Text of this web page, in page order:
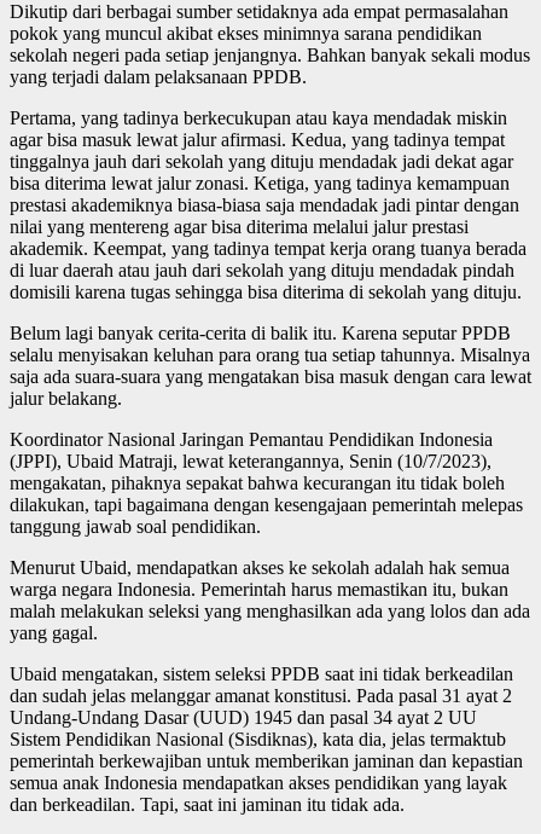
Dikutip dari berbagai sumber setidaknya ada empat permasalahan
pokok yang muncul akibat ekses minimnya sarana pendidikan
sekolah negeri pada setiap jenjangnya. Bahkan banyak sekali modus
yang terjadi dalam pelaksanaan PPDB.
Pertama, yang tadinya berkecukupan atau kaya mendadak miskin
agar bisa masuk lewat jalur afirmasi. Kedua, yang tadinya tempat
tinggalnya jauh dari sekolah yang dituju mendadak jadi dekat agar
bisa diterima lewat jalur zonasi. Ketiga, yang tadinya kemampuan
prestasi akademiknya biasa-biasa saja mendadak jadi pintar dengan
nilai yang mentereng agar bisa diterima melalui jalur prestasi
akademik. Keempat, yang tadinya tempat kerja orang tuanya berada
di luar daerah atau jauh dari sekolah yang dituju mendadak pindah
domisili karena tugas sehingga bisa diterima di sekolah yang dituju.
Belum lagi banyak cerita-cerita di balik itu. Karena seputar PPDB
selalu menyisakan keluhan para orang tua setiap tahunnya. Misalnya
saja ada suara-suara yang mengatakan bisa masuk dengan cara lewat
jalur belakang.
Koordinator Nasional Jaringan Pemantau Pendidikan Indonesia
(JPPI), Ubaid Matraji, lewat keterangannya, Senin (10/7/2023),
mengakatan, pihaknya sepakat bahwa kecurangan itu tidak boleh
dilakukan, tapi bagaimana dengan kesengajaan pemerintah melepas
tanggung jawab soal pendidikan.
Menurut Ubaid, mendapatkan akses ke sekolah adalah hak semua
warga negara Indonesia. Pemerintah harus memastikan itu, bukan
malah melakukan seleksi yang menghasilkan ada yang lolos dan ada
yang gagal.
Ubaid mengatakan, sistem seleksi PPDB saat ini tidak berkeadilan
dan sudah jelas melanggar amanat konstitusi. Pada pasal 31 ayat 2
Undang-Undang Dasar (UUD) 1945 dan pasal 34 ayat 2 UU
Sistem Pendidikan Nasional (Sisdiknas), kata dia, jelas termaktub
pemerintah berkewajiban untuk memberikan jaminan dan kepastian
semua anak Indonesia mendapatkan akses pendidikan yang layak
dan berkeadilan. Tapi, saat ini jaminan itu tidak ada.